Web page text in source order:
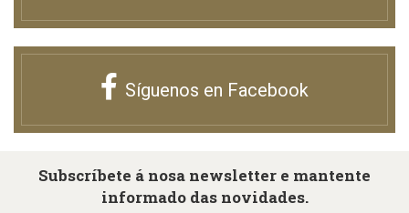
Síguenos en Facebook
Subscríbete á nosa newsletter e mantente
informado das novidades.